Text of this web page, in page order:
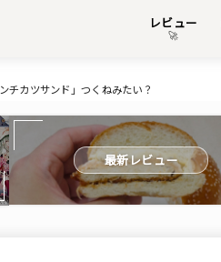
レビュー
🚀
チカツサンド」つくねみたい？
最新レビュー